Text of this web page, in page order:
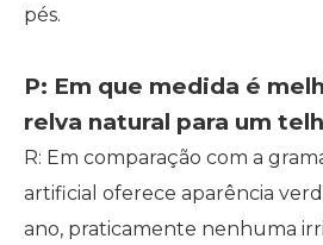
pés.
P: Em que medida é
relva natural para um
R: Em comparação com a
artificial oferece aparência
ano, praticamente nenhuma